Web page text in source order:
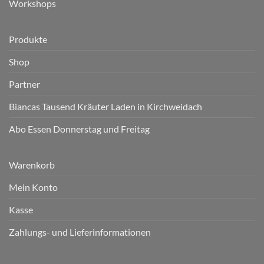
Workshops
Produkte
Shop
Partner
Biancas Tausend Kräuter Laden in Kirchweidach
Abo Essen Donnerstag und Freitag
Warenkorb
Mein Konto
Kasse
Zahlungs- und Lieferinformationen